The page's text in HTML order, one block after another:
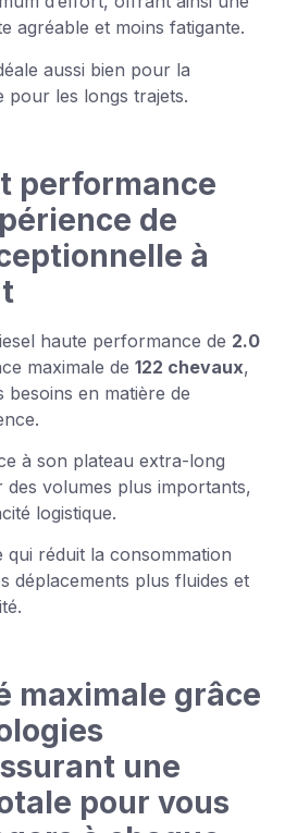
agréable et moins fatigante.
aussi bien pour la
pour les longs trajets.
performance
de
à
haute performance de 2.0
maximale de 122 chevaux,
en matière de
à son plateau extra-long
volumes plus importants,
logistique.
qui réduit la consommation
déplacements plus fluides et
maximale grâce
une
pour vous